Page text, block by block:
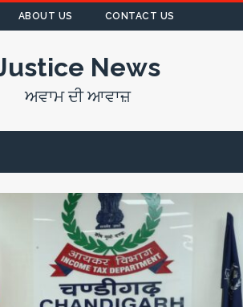
ABOUT US CONTACT US
News
ਅਵਾਮ ਦੀ ਆਵਾਜ਼